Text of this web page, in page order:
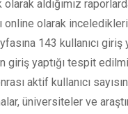
olarak aldığımız
online olarak
143 kullanıcı
giriş yaptığı tespit
aktif kullanıcı
üniversiteler ve